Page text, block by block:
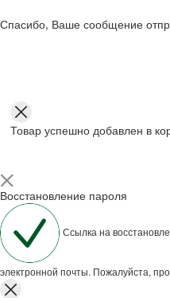
Спасибо, Ваше сообщение
Товар успешно добавлен в
Восстановление пароля
Ссылка на
электронной почты. Пожалуйста,